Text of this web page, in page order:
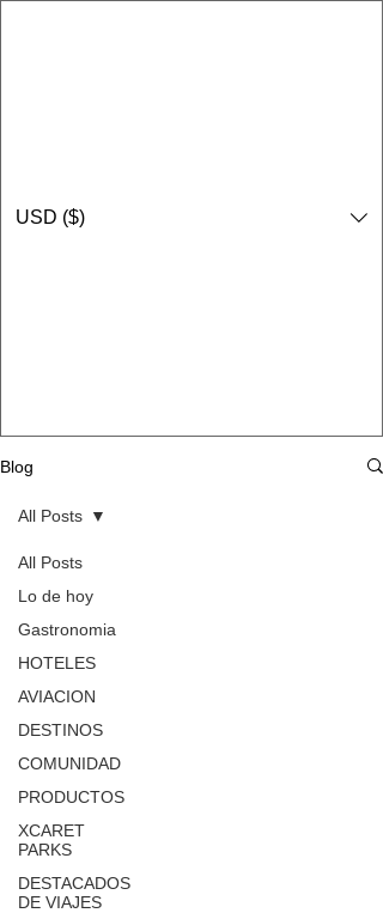
USD ($)
Blog
All Posts
Lo de hoy
Gastronomia
HOTELES
AVIACION
DESTINOS
COMUNIDAD
PRODUCTOS
XCARET
PARKS
DESTACADOS
DE VIAJES
All Posts